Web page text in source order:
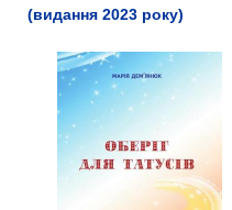
(видання 2023 року)